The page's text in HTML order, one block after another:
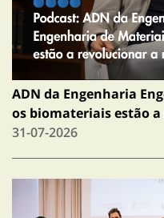
ADN da Engenharia
os biomateriais estão
31-07-2026